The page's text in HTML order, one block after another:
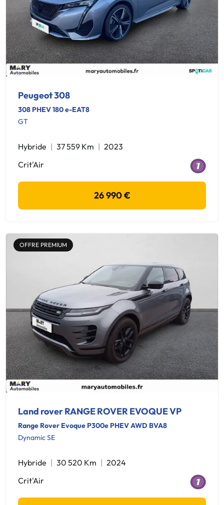
Peugeot 308
308 PHEV 180 e-EAT8
GT
Hybride 37 559 Km
2023
Crit'Air
26 990 €
OFFRE PREMIUM
Land rover RANGE ROVER EVOQUE VP
Range Rover Evoque P300e PHEV AWD BVA8
Dynamic SE
Hybride 30 520 Km
2024
Crit'Air